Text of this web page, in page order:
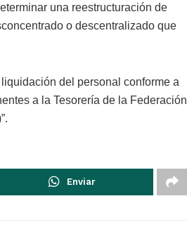
una reestructuración de
o descentralizado que
del personal conforme a
a la Tesorería de la Federación
Enviar